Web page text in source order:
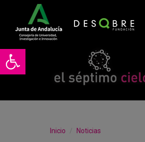
Abrir barra de herramientas
Inicio Noticias